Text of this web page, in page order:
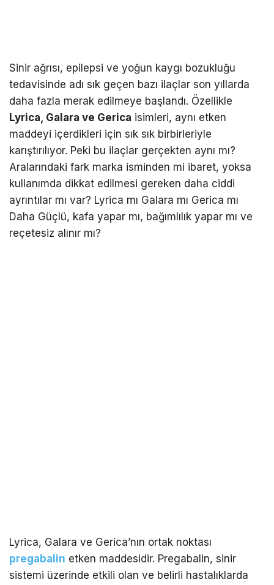
Sinir ağrısı, epilepsi ve yoğun kaygı bozukluğu
tedavisinde adı sık geçen bazı ilaçlar son yıllarda
daha fazla merak edilmeye başlandı. Özellikle
Lyrica, Galara ve Gerica isimleri, aynı etken
maddeyi içerdikleri için sık sık birbirleriyle
karıştırılıyor. Peki bu ilaçlar gerçekten aynı mı?
Aralarındaki fark marka isminden mi ibaret, yoksa
kullanımda dikkat edilmesi gereken daha ciddi
ayrıntılar mı var? Lyrica mı Galara mı Gerica mı
Daha Güçlü, kafa yapar mı, bağımlılık yapar mı ve
reçetesiz alınır mı?
Lyrica, Galara ve Gerica’nın ortak noktası
pregabalin etken maddesidir. Pregabalin, sinir
sistemi üzerinde etkili olan ve belirli hastalıklarda